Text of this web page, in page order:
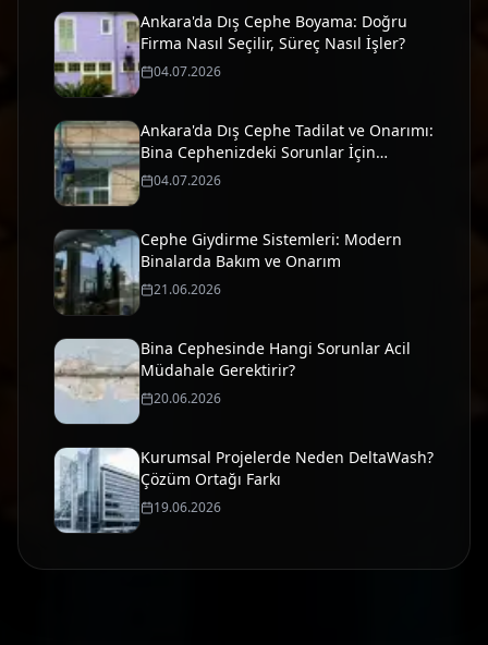
Ankara'da Dış Cephe Boyama: Doğru
Firma Nasıl Seçilir, Süreç Nasıl İşler?
04.07.2026
Ankara'da Dış Cephe Tadilat ve Onarımı:
Bina Cephenizdeki Sorunlar İçin
Profesyonel Çözümler
04.07.2026
Cephe Giydirme Sistemleri: Modern
Binalarda Bakım ve Onarım
21.06.2026
Bina Cephesinde Hangi Sorunlar Acil
Müdahale Gerektirir?
20.06.2026
Kurumsal Projelerde Neden DeltaWash?
Çözüm Ortağı Farkı
19.06.2026